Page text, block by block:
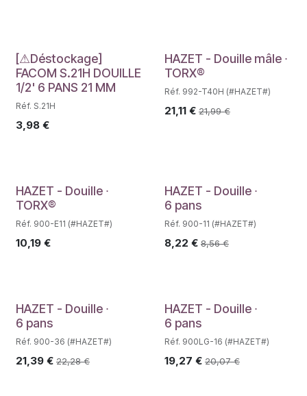
Déstockage
[⚠Déstockage]
FACOM S.21H DOUILLE
1/2' 6 PANS 21 MM
Réf. S.21H
3,98 €
HAZET - Douille mâle ∙
TORX®
Réf. 992-T40H (#HAZET#)
21,11€ 21,99€
Déstockage
HAZET - Douille ∙
TORX®
Réf. 900-E11 (#HAZET#)
10,19 €
HAZET - Douille ∙
6 pans
Réf. 900-11 (#HAZET#)
8,22 € 8,56€
HAZET - Douille ∙
6 pans
Réf. 900-36 (#HAZET#)
21,39 € 22,28€
HAZET - Douille ∙
6 pans
Réf. 900LG-16 (#HAZET#)
19,27 € 20,07€